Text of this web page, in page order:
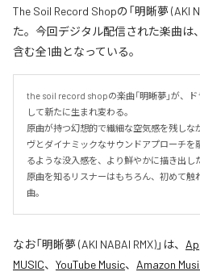
The Soil Record Shopの「明晰夢 (AKI
た。今回デジタル配信された楽曲は、
含む全1曲となっている。
the soil record shopの楽曲「明晰夢」が、
して新たに生まれ変わる。
原曲が持つ幻想的で繊細な空気感を残しな
ヴとダイナミックなサウンドアプローチ
るような没入感を、より鮮やかに描き出し
原曲を知るリスナーはもちろん、初めて
曲。
なお「明晰夢 (AKI NABAI RMX)」は、
MUSIC、 YouTube Music、 Amazon